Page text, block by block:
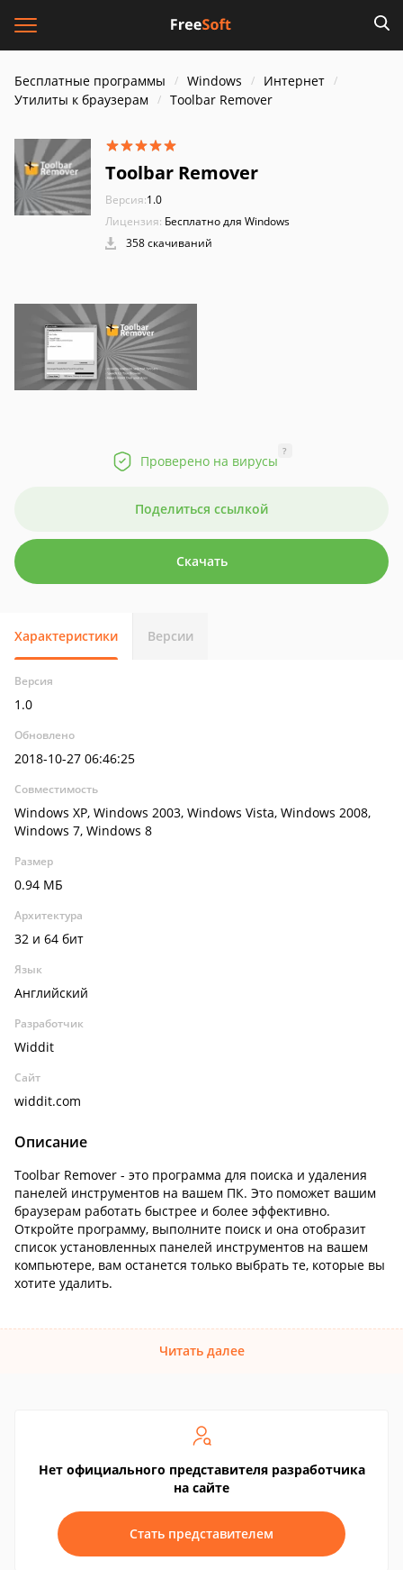
Бесплатные программы Windows
Интернет
Утилиты к браузерам
Toolbar Remover
Toolbar Remover
Версия:1.0
Лицензия: Бесплатно для Windows
358 скачиваний
Проверено на вирусы
?
Поделиться ссылкой
Скачать
Характеристики Версии
Версия
1.0
Обновлено
2018-10-27 06:46:25
Совместимость
Windows XP, Windows 2003, Windows Vista, Windows 2008,
Windows 7, Windows 8
Размер
0.94 МБ
Архитектура
32 и 64 бит
Язык
Английский
Разработчик
Widdit
Сайт
widdit.com
Описание
Toolbar Remover - это программа для поиска и удаления
панелей инструментов на вашем ПК. Это поможет вашим
браузерам работать быстрее и более эффективно.
Откройте программу, выполните поиск и она отобразит
список установленных панелей инструментов на вашем
компьютере, вам останется только выбрать те, которые вы
хотите удалить.
Читать далее
Нет официального представителя разработчика
на сайте
Стать представителем